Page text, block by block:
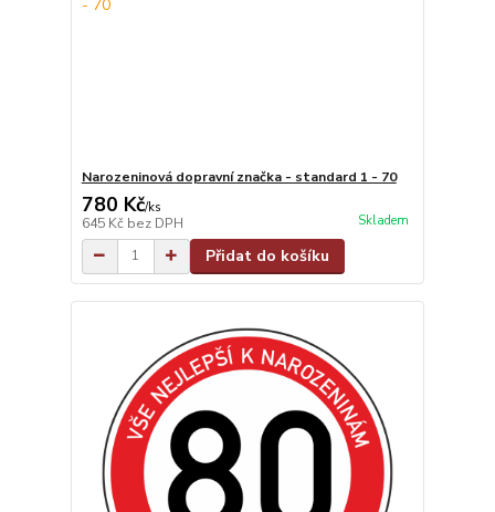
Narozeninová dopravní značka - standard 1 - 70
780 Kč/ks
645 Kč bez DPH Skladem
Přidat do košíku